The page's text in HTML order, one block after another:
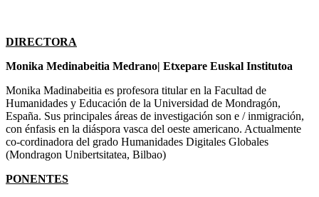
DIRECTORA
Monika Medinabeitia Medrano| Etxepare Euskal Institutoa
Monika Madinabeitia es profesora titular en la Facultad de
Humanidades y Educación de la Universidad de Mondragón,
España. Sus principales áreas de investigación son e / inmigración,
con énfasis en la diáspora vasca del oeste americano. Actualmente
co-cordinadora del grado Humanidades Digitales Globales
(Mondragon Unibertsitatea, Bilbao)
PONENTES